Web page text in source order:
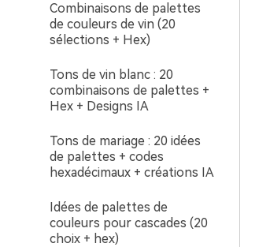
Combinaisons de palettes
de couleurs de vin (20
sélections + Hex)
Tons de vin blanc : 20
combinaisons de palettes +
Hex + Designs IA
Tons de mariage : 20 idées
de palettes + codes
hexadécimaux + créations IA
Idées de palettes de
couleurs pour cascades (20
choix + hex)